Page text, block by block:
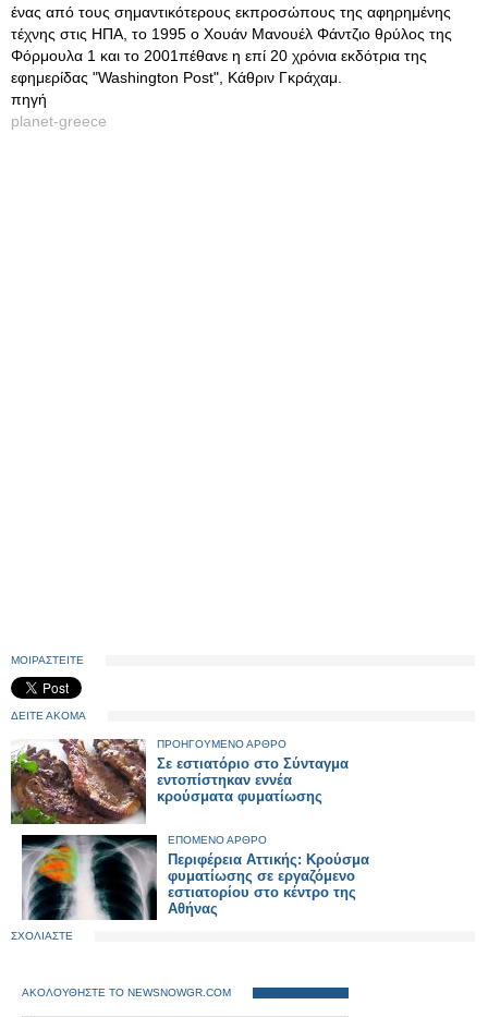
ένας από τους σημαντικότερους εκπροσώπους της αφηρημένης
τέχνης στις ΗΠΑ, το 1995 ο Χουάν Μανουέλ Φάντζιο θρύλος της
Φόρμουλα 1 και το 2001πέθανε η επί 20 χρόνια εκδότρια της
εφημερίδας "Washington Post", Κάθριν Γκράχαμ.
πηγή
planet-greece
ΜΟΙΡΑΣΤΕΙΤΕ
ΔΕΙΤΕ ΑΚΟΜΑ
ΠΡΟΗΓΟΥΜΕΝΟ ΑΡΘΡΟ
Σε εστιατόριο στο Σύνταγμα
εντοπίστηκαν εννέα
κρούσματα φυματίωσης
ΕΠΟΜΕΝΟ ΑΡΘΡΟ
Περιφέρεια Αττικής: Κρούσμα
φυματίωσης σε εργαζόμενο
εστιατορίου στο κέντρο της
Αθήνας
ΣΧΟΛΙΑΣΤΕ
ΑΚΟΛΟΥΘΗΣΤΕ ΤΟ NEWSNOWGR.COM